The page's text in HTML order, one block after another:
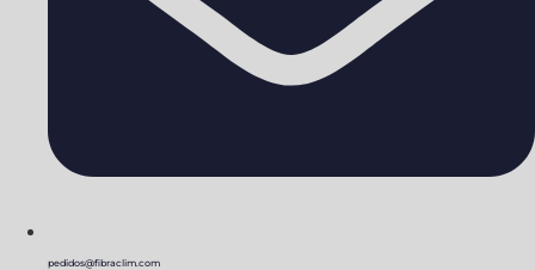
pedidos@fibraclim.com